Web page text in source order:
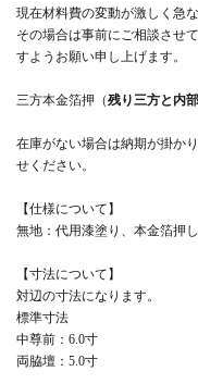
現在材料費の変動が激しく急
その場合は事前にご相談させ
すようお願い申し上げます。
三方本金箔押（残り三方と内
在庫がない場合は納期が掛か
せください。
【仕様について】
無地：代用漆塗り、本金箔押し
【寸法について】
対辺の寸法になります。
標準寸法
中尊前：6.0寸
両脇壇：5.0寸